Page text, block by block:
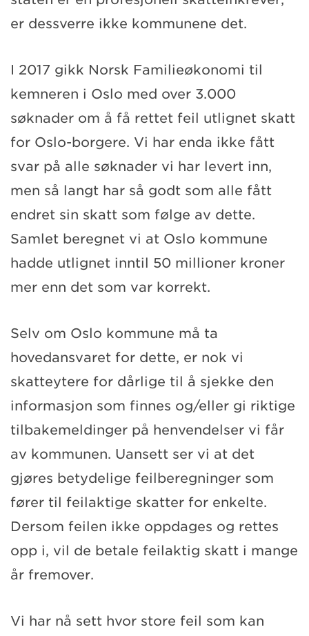
er dessverre ikke kommunene det.
I 2017 gikk Norsk Familieøkonomi til
kemneren i Oslo med over 3.000
søknader om å få rettet feil utlignet skatt
for Oslo-borgere. Vi har enda ikke fått
svar på alle søknader vi har levert inn,
men så langt har så godt som alle fått
endret sin skatt som følge av dette.
Samlet beregnet vi at Oslo kommune
hadde utlignet inntil 50 millioner kroner
mer enn det som var korrekt.
Selv om Oslo kommune må ta
hovedansvaret for dette, er nok vi
skatteytere for dårlige til å sjekke den
informasjon som finnes og/eller gi riktige
tilbakemeldinger på henvendelser vi får
av kommunen. Uansett ser vi at det
gjøres betydelige feilberegninger som
fører til feilaktige skatter for enkelte.
Dersom feilen ikke oppdages og rettes
opp i, vil de betale feilaktig skatt i mange
år fremover.
Vi har nå sett hvor store feil som kan